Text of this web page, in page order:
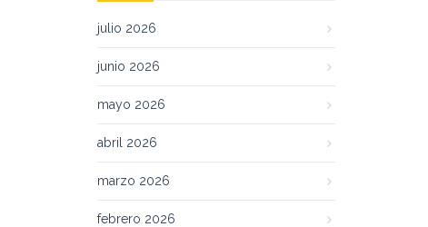
julio 2026
junio 2026
mayo 2026
abril 2026
marzo 2026
febrero 2026